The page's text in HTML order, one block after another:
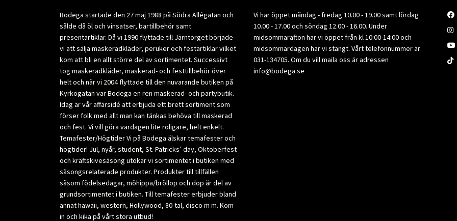
Bodega startade den 27 maj 1988 på Södra Allégatan och
sålde då öl och vinsatser, bartillbehör samt
presentartiklar. Då vi 1990 flyttade till Järntorget började
vi att sälja maskeradkläder, peruker och festartiklar vilket
kom att bli en allt större del av sortimentet. Successivt
tog maskeradkläder, maskerad- och festtillbehör över
helt och när vi 2004 flyttade till den nuvarande butiken på
Kyrkogatan var Bodega en ren maskerad- och partybutik.
Idag är vår affärsidé att erbjuda ett brett sortiment som
förser folk med allt man kan tänkas behöva till maskerad
och fest. Vi vill göra vardagen lite roligare, helt enkelt.
Temafester/Högtider Vi på Bodega älskar temafester och
högtider! Jul, nyår, student, St. Patricks’ day, Oktoberfest
och kräftskivesäsong utökar vi sortimentet i butiken med
säsongsrelaterade produkter. Produkter till tillfällen
såsom födelsedagar, möhippa/bröllop och dop är del av
grundsortimentet i butiken. Till temafester erbjuder bland
annat hawaii, western, Hollywood, 80-tal, disco m m. Kom
in och kika på vårt stora utbud!
Vi har öppet måndag - fredag 10.00 - 19.00 samt lördag
10.00 - 17.00 och söndag 12.00 - 16.00. Under
midsommarafton har vi öppet från kl 10:00-14:00 och
midsommardagen har vi stängt. Vårt telefonnummer är
031-134705. Om du vill maila oss är adressen
info@bodega.se